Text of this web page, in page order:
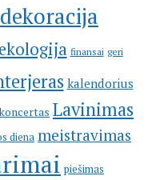
dekoracija
ekologija finansai geri
kalendorius
koncertas Lavinimas
diena meistravimas
piešimas